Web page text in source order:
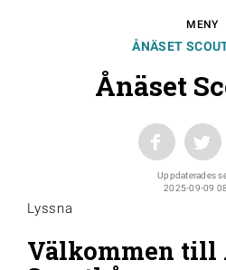
MENY
ÅNÄSET
Ånäset
Uppdaterades
2025-09-09
Lyssna
Välkommen till